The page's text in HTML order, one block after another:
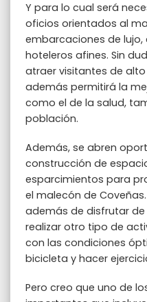
Y para lo cual será
oficios orientados al
embarcaciones de
hoteleros afines. Sin
atraer visitantes de alto
además permitirá la
como el de la salud,
población.
Además, se abren
construcción de
esparcimientos para
el malecón de
además de disfrutar
realizar otro tipo de
con las condiciones
bicicleta y hacer
Pero creo que uno de